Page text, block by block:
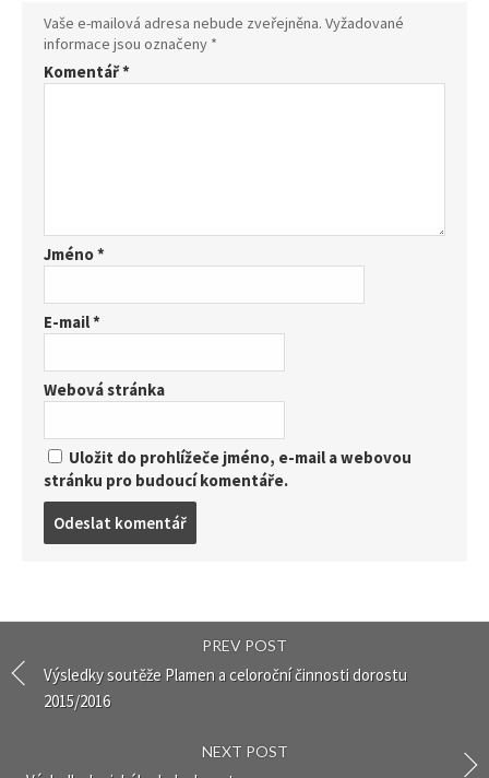
Vaše e-mailová adresa nebude zveřejněna. Vyžadované
informace jsou označeny *
Komentář*
Jméno*
E-mail*
Webová stránka
Uložit do prohlížeče jméno, e-mail a webovou
stránku pro budoucí komentáře.
PREV POST
Výsledky soutěže Plamen a celoroční činnosti dorostu
2015/2016
NEXT POST